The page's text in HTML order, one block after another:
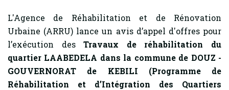
L'Agence de Réhabilitation et de Rénovation
Urbaine (ARRU) lance un avis d’appel d'offres pour
l’exécution desTravaux de réhabilitation du
quartier LAABEDELA dans la commune de DOUZ -
GOUVERNORAT de KEBILI (Programme de
Réhabilitation et d’Intégration des Quartiers